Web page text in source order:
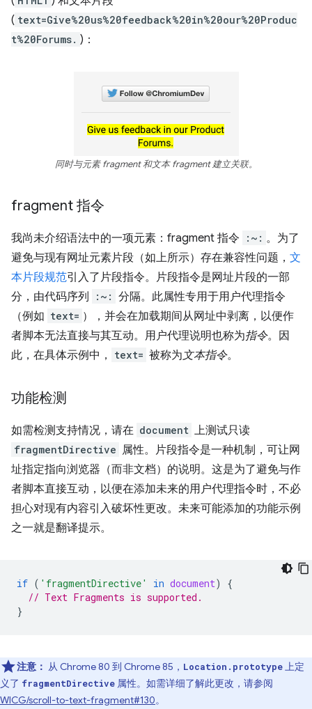
( text=Give%20us%20feedback%20in%20our%20Produc
t%20Forums. )：
同时与元素 fragment 和文本 fragment 建立关联。
fragment 指令
我尚未介绍语法中的一项元素：fragment 指令 :~: 。为了
避免与现有网址元素片段（如上所示）存在兼容性问题， 文
本片段规范引入了片段指令。片段指令是网址片段的一部
分，由代码序列
:~: 分隔。此属性专用于用户代理指令
（例如 text= ），并会在加载期间从网址中剥离，以便作
者脚本无法直接与其互动。用户代理说明也称为指令。因
此，在具体示例中，
text= 被称为文本指令。
功能检测
如需检测支持情况，请在 document 上测试只读
fragmentDirective 属性。片段指令是一种机制，可让网
址指定指向浏览器（而非文档）的说明。这是为了避免与作
者脚本直接互动，以便在添加未来的用户代理指令时，不必
担心对现有内容引入破坏性更改。未来可能添加的功能示例
之一就是翻译提示。
if ( 'fragmentDirective' in document)
{
// Text Fragments is supported.
}
注意： 从 Chrome 80 到 Chrome 85， Location.prototype上定
义了 fragmentDirective 属性。如需详细了解此更改，请参阅
WICG/scroll-to-text-fragment#130。